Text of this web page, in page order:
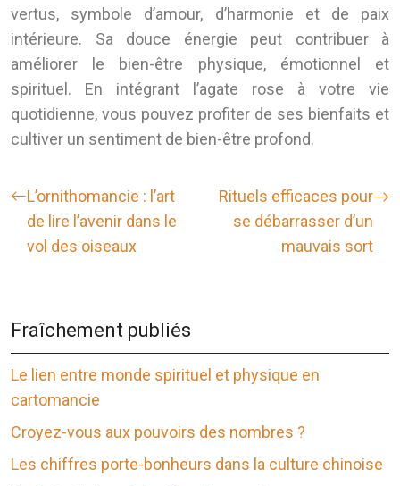
vertus, symbole d’amour, d’harmonie et de paix
intérieure. Sa douce énergie peut contribuer à
améliorer le bien-être physique, émotionnel et
spirituel. En intégrant l’agate rose à votre vie
quotidienne, vous pouvez profiter de ses bienfaits et
cultiver un sentiment de bien-être profond.
L’ornithomancie : l’art
de lire l’avenir dans le
vol des oiseaux
Rituels efficaces pour
se débarrasser d’un
mauvais sort
Fraîchement publiés
Le lien entre monde spirituel et physique en
cartomancie
Croyez-vous aux pouvoirs des nombres ?
Les chiffres porte-bonheurs dans la culture chinoise